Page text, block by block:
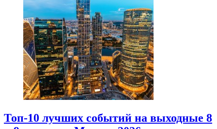
Топ-10 лучших событий на выходные 8